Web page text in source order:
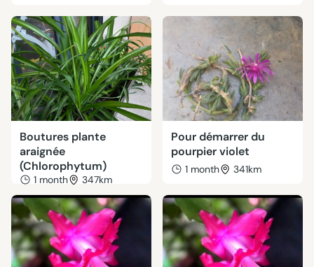
Boutures plante
araignée
(Chlorophytum)
1 month 347km
Pour démarrer du
pourpier violet
1 month 341km